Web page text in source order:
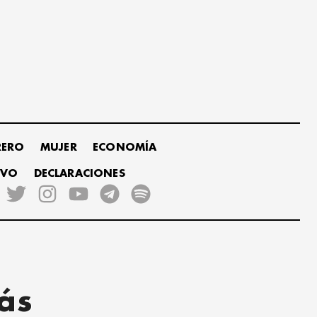
MUJER ECONOMÍA
DECLARACIONES